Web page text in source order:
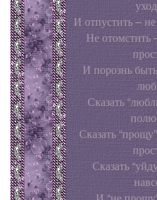
И отпустить –
Не отомстить
И порознь
Сказать
Сказать
Сказать